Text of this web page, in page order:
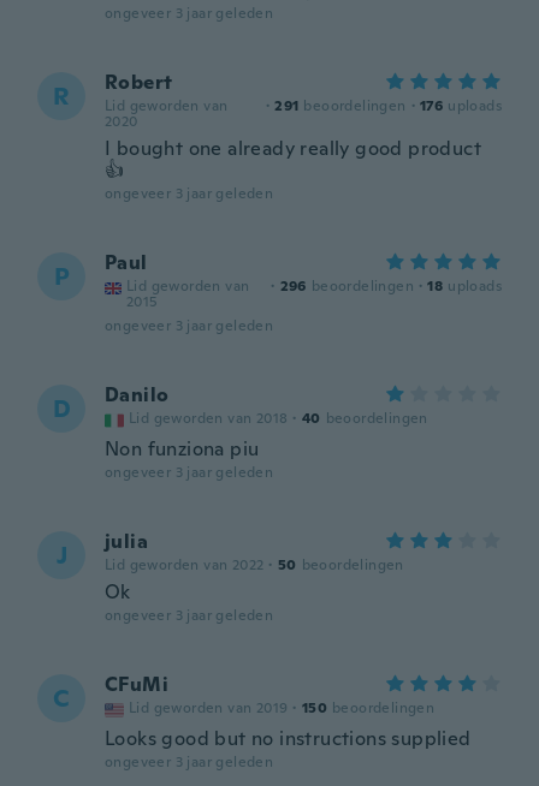
ongeveer 3 jaar geleden
R Robert
Lid geworden van
2020
· 291 beoordelingen · 176 uploads
I bought one already really good product
👍
ongeveer 3 jaar geleden
P Paul
Lid geworden van
2015
· 296 beoordelingen · 18 uploads
ongeveer 3 jaar geleden
D Danilo
Lid geworden van 2018 · 40 beoordelingen
Non funziona piu
ongeveer 3 jaar geleden
J julia
Lid geworden van 2022 · 50 beoordelingen
Ok
ongeveer 3 jaar geleden
C CFuMi
Lid geworden van 2019 · 150 beoordelingen
Looks good but no instructions supplied
ongeveer 3 jaar geleden